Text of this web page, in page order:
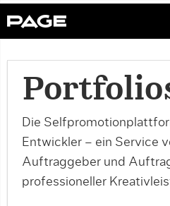
Die
Entwickler – ein Service
Auftraggeber und
professioneller